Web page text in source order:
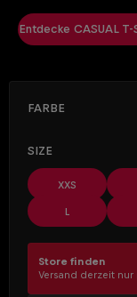
Entdecke CASUAL T-
Farbe
Size
XXS
L
Store finden
Versand derzeit